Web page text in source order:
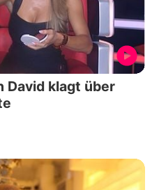
David klagt über